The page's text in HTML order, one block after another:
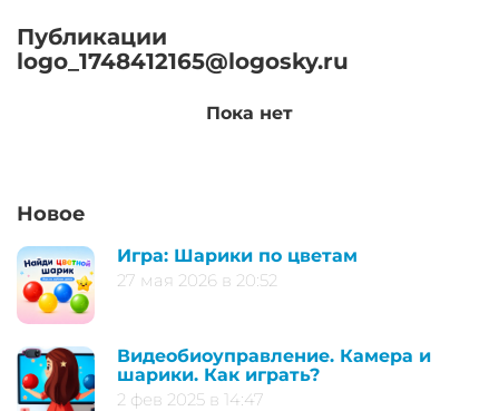
Публикации
logo_1748412165@logosky.ru
Пока нет
Новое
Игра: Шарики по цветам
27 мая 2026 в 20:52
Видеобиоуправление. Камера и
шарики. Как играть?
2 фев 2025 в 14:47